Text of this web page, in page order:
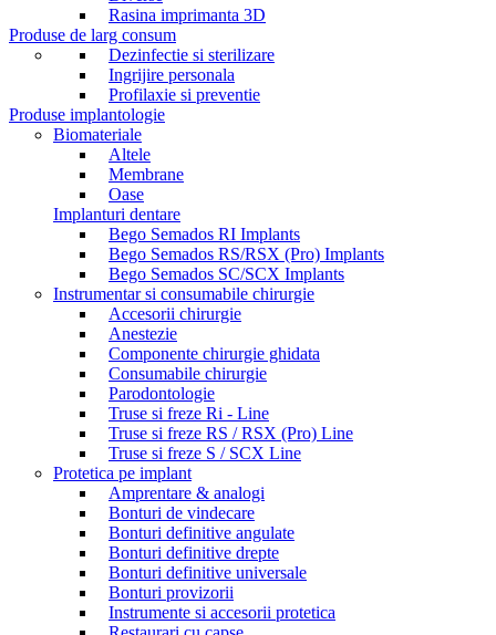
Rasina imprimanta 3D
Produse de larg consum
Dezinfectie si sterilizare
Ingrijire personala
Profilaxie si preventie
Produse implantologie
Biomateriale
Altele
Membrane
Oase
Implanturi dentare
Bego Semados RI Implants
Bego Semados RS/RSX (Pro) Implants
Bego Semados SC/SCX Implants
Instrumentar si consumabile chirurgie
Accesorii chirurgie
Anestezie
Componente chirurgie ghidata
Consumabile chirurgie
Parodontologie
Truse si freze Ri - Line
Truse si freze RS / RSX (Pro) Line
Truse si freze S / SCX Line
Protetica pe implant
Amprentare & analogi
Bonturi de vindecare
Bonturi definitive angulate
Bonturi definitive drepte
Bonturi definitive universale
Bonturi provizorii
Instrumente si accesorii protetica